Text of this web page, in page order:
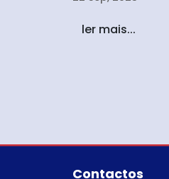
ler mais...
Contactos